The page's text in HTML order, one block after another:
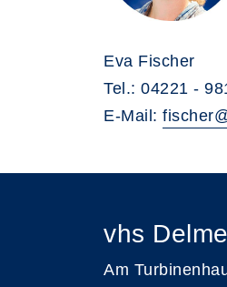
Eva Fischer
Tel.: 04221 -
E-Mail:
vhs
Am